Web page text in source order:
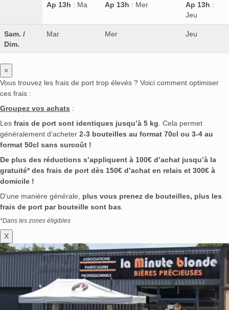
Ap 13h : Ma Ap 13h : Mer Ap 13h :
Jeu
Sam. /
Dim.
Mar Mer Jeu
×
Vous trouvez les frais de port trop élevés ? Voici comment optimiser
ces frais :
Groupez vos achats :
Les frais de port sont identiques jusqu’à 5 kg . Cela permet
généralement d’acheter 2-3 bouteilles au format 70cl ou 3-4 au
format 50cl sans surcoût !
De plus des réductions s’appliquent à 100€ d’achat jusqu’à la
gratuité* des frais de port dès 150€ d’achat en relais et 300€ à
domicile !
D’une manière générale, plus vous prenez de bouteilles, plus les
frais de port par bouteille sont bas
*Dans les zones éligibles
X